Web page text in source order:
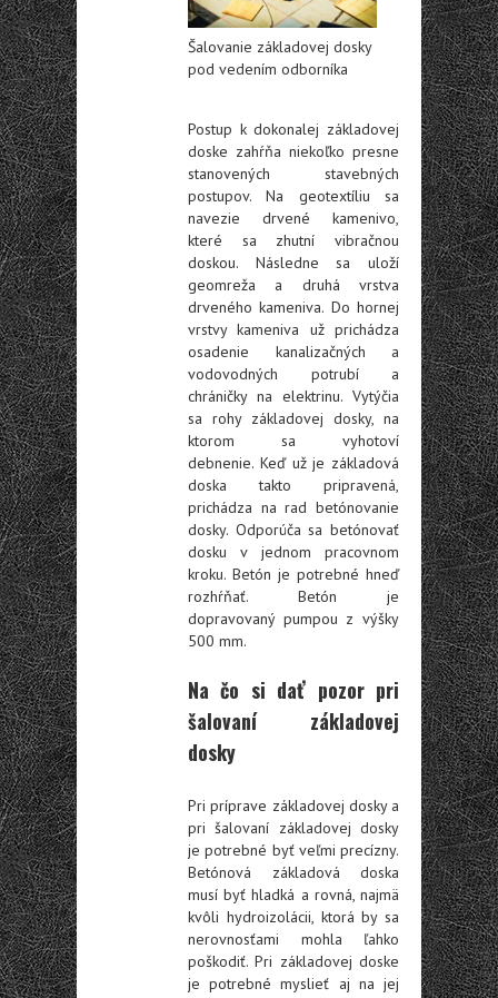
Šalovanie základovej dosky
pod vedením odborníka
Postup k dokonalej základovej
doske zahŕňa niekoľko presne
stanovených stavebných
postupov. Na geotextíliu sa
navezie drvené kamenivo,
které sa zhutní vibračnou
doskou. Následne sa uloží
geomreža a druhá vrstva
drveného kameniva. Do hornej
vrstvy kameniva už prichádza
osadenie kanalizačných a
vodovodných potrubí a
chráničky na elektrinu. Vytýčia
sa rohy základovej dosky, na
ktorom sa vyhotoví
debnenie. Keď už je základová
doska takto pripravená,
prichádza na rad betónovanie
dosky. Odporúča sa betónovať
dosku v jednom pracovnom
kroku. Betón je potrebné hneď
rozhŕňať. Betón je
dopravovaný pumpou z výšky
500 mm.
Na čo si dať pozor pri
šalovaní základovej
dosky
Pri príprave základovej dosky a
pri šalovaní základovej dosky
je potrebné byť veľmi precízny.
Betónová základová doska
musí byť hladká a rovná, najmä
kvôli hydroizolácii, ktorá by sa
nerovnosťami mohla ľahko
poškodiť. Pri základovej doske
je potrebné myslieť aj na jej